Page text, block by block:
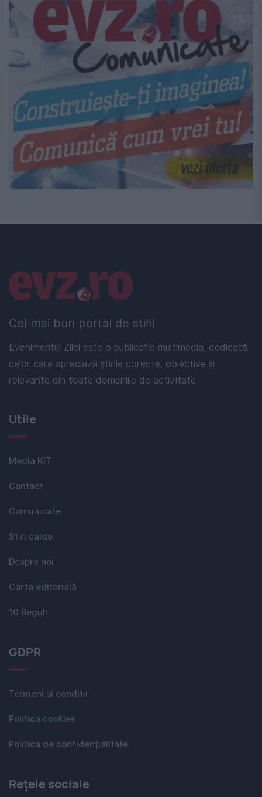
Cel mai bun portal de stiri!
Evenimentul Zilei este o publicație multimedia, dedicată
celor care apreciază știrile corecte, obiective și
relevante din toate domeniile de activitate
Linkuri utile
Utile
Media KIT
Contact
Comunicate
Stiri calde
Despre noi
Carta editorială
10 Reguli
GDPR
Termeni si conditii
Politica cookies
Politica de confidențialitate
Rețele sociale